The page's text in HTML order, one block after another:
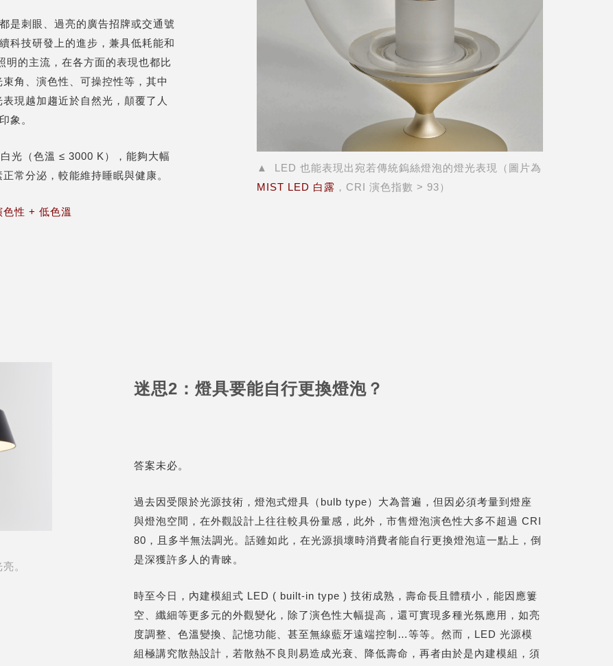
是刺眼、過亮的廣告招牌或交通號
科技研發上的進步，兼具低耗能和
的主流，在各方面的表現也都比
角、演色性、可操控性等，其中
現越加趨近於自然光，顛覆了人
象。
光（色溫 ≤ 3000 K），能夠大幅
常分泌，較能維持睡眠與健康。
性 + 低色溫
▲ LED 也能表現出宛若傳統鎢絲燈泡的燈光表現（圖片為
MIST LED 白露 ，CRI 演色指數 > 93）
。
迷思2：燈具要能自行更換燈泡？
答案未必。
過去因受限於光源技術，燈泡式燈具（bulb type）大為普遍，但因必須考量到燈座
與燈泡空間，在外觀設計上往往較具份量感，此外，市售燈泡演色性大多不超過 CRI
80，且多半無法調光。話雖如此，在光源損壞時消費者能自行更換燈泡這一點上，倒
是深獲許多人的青睞。
時至今日，內建模組式 LED ( built-in type ) 技術成熟，壽命長且體積小，能因應簍
空、纖細等更多元的外觀變化，除了演色性大幅提高，還可實現多種光氛應用，如亮
度調整、色溫變換、記憶功能、甚至無線藍牙遠端控制…等等。然而，LED 光源模
組極講究散熱設計，若散熱不良則易造成光衰、降低壽命，再者由於是內建模組，須